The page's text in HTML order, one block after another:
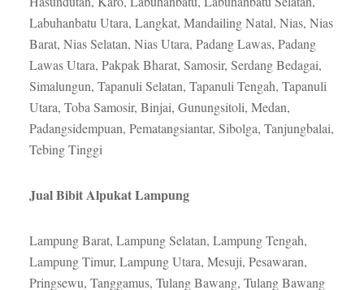
Labuhanbatu Utara, Langkat, Mandailing Natal, Nias, Nias
Barat, Nias Selatan, Nias Utara, Padang Lawas, Padang
Lawas Utara, Pakpak Bharat, Samosir, Serdang Bedagai,
Simalungun, Tapanuli Selatan, Tapanuli Tengah, Tapanuli
Utara, Toba Samosir, Binjai, Gunungsitoli, Medan,
Padangsidempuan, Pematangsiantar, Sibolga, Tanjungbalai,
Tebing Tinggi
Jual Bibit Alpukat Lampung
Lampung Barat, Lampung Selatan, Lampung Tengah,
Lampung Timur, Lampung Utara, Mesuji, Pesawaran,
Pringsewu, Tanggamus, Tulang Bawang, Tulang Bawang